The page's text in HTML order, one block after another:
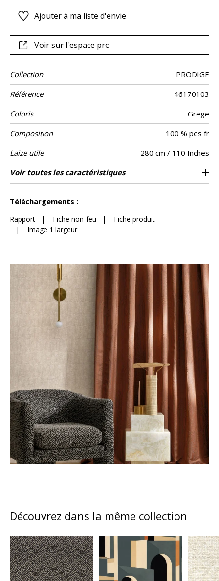
élégantes : Bronze, terra cota, amande, orage, gris cendré
et grège.
Ajouter à ma liste d'envie
Voir sur l'espace pro
Collection
PRODIGE
Référence
46170103
Coloris
Grege
Composition
100 % pes fr
Laize utile
280 cm / 110 Inches
Rétrécissement
<2%
Raccord Raccord droit
Sens De large
Poids g/m² 290
Performance
Accoustique
aw - 0.15
Usage
Non feu
Entretien
Pays d'origine Inde
Rapport
Horizontal
35 cm / 14 Inches
Rapport
Vertical
67 cm / 26 Inches
Caractéristiques
Outdoor
Voir toutes les caractéristiques
Téléchargements :
Rapport | Fiche non-feu |
Fiche produit
| Image 1 largeur
Découvrez dans la même collection